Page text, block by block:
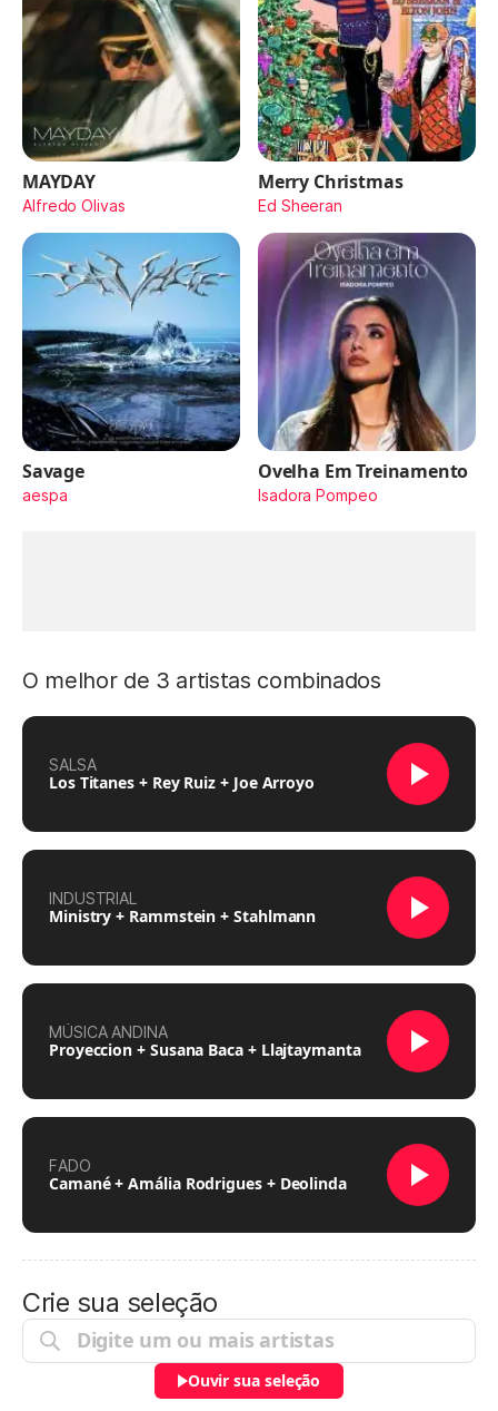
MAYDAY
Alfredo Olivas
Merry Christmas
Ed Sheeran
Savage
aespa
Ovelha Em Treinamento
Isadora Pompeo
O melhor de 3 artistas combinados
SALSA
Los Titanes + Rey Ruiz + Joe Arroyo
INDUSTRIAL
Ministry + Rammstein + Stahlmann
MÚSICA ANDINA
Proyeccion + Susana Baca + Llajtaymanta
FADO
Camané + Amália Rodrigues + Deolinda
Crie sua seleção
Ouvir sua seleção